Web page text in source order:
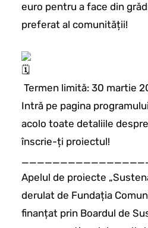
euro pentru a face din
preferat al comunității!
Termen limită: 30 martie
Intră pe pagina
acolo toate detaliile
înscrie-ți proiectul!
Apelul de proiecte
derulat de Fundația
finanțat prin Boardul de